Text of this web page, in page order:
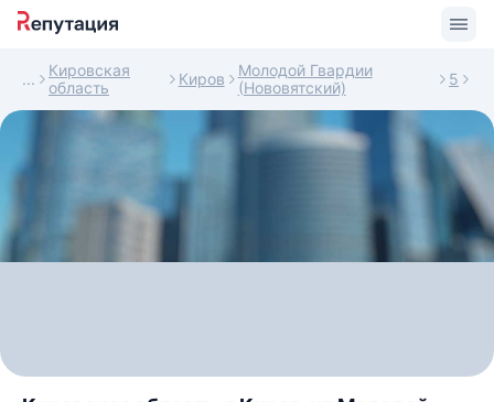
Кировская
область
Киров
Молодой Гвардии
(Нововятский)
5